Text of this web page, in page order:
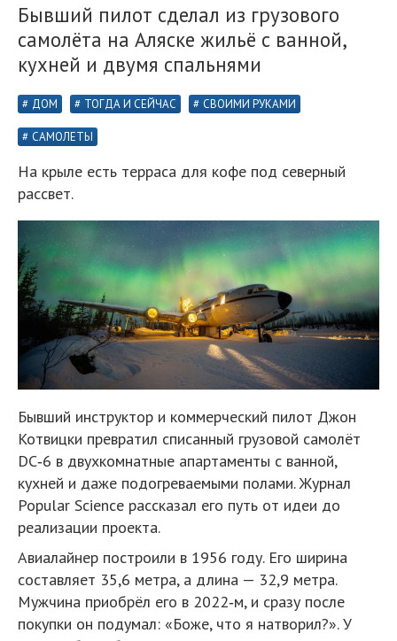
Бывший пилот сделал из грузового
самолёта на Аляске жильё с ванной,
кухней и двумя спальнями
ДОМ ТОГДА И СЕЙЧАС СВОИМИ РУКАМИ
САМОЛЕТЫ
На крыле есть терраса для кофе под северный
рассвет.
Бывший инструктор и коммерческий пилот Джон
Котвицки превратил списанный грузовой самолёт
DC‑6 в двухкомнатные апартаменты с ванной,
кухней и даже подогреваемыми полами. Журнал
Popular Science рассказал его путь от идеи до
реализации проекта.
Авиалайнер построили в 1956 году. Его ширина
составляет 35,6 метра, а длина — 32,9 метра.
Мужчина приобрёл его в 2022‑м, и сразу после
покупки он подумал: «Боже, что я натворил?». У